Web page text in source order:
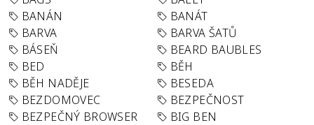
BANÁN
BANÁT
BARVA
BARVA ŠATŮ
BÁSEŇ
BEARD BAUBLES
BED
BĚH
BĚH NADĚJE
BESEDA
BEZDOMOVEC
BEZPEČNOST
BEZPEČNÝ BROWSER
BIG BEN